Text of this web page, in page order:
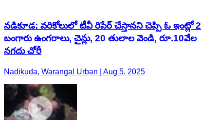
నడికూడ: వరికోలులో టీవీ రిపేర్ చేస్తానని చెప్పి ఓ ఇంట్లో 2
బంగారు ఉంగరాలు, చైన్లు, 20 తులాల వెండి, రూ.10వేల
నగదు చోరీ
Nadikuda, Warangal Urban | Aug 5, 2025